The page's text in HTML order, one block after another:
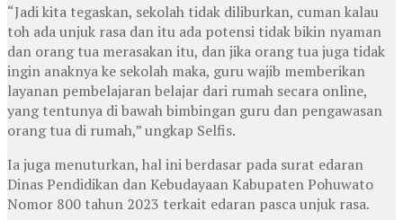
“Jadi kita tegaskan, sekolah tidak diliburkan, cuman kalau
toh ada unjuk rasa dan itu ada potensi tidak bikin nyaman
dan orang tua merasakan itu, dan jika orang tua juga tidak
ingin anaknya ke sekolah maka, guru wajib memberikan
layanan pembelajaran belajar dari rumah secara online,
yang tentunya di bawah bimbingan guru dan pengawasan
orang tua di rumah,” ungkap Selfis.
Ia juga menuturkan, hal ini berdasar pada surat edaran
Dinas Pendidikan dan Kebudayaan Kabupaten Pohuwato
Nomor 800 tahun 2023 terkait edaran pasca unjuk rasa.